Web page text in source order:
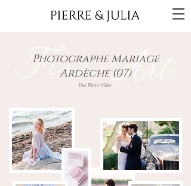
Photographe Mariage
Ardèche (07)
Duo Photo-Vidéo